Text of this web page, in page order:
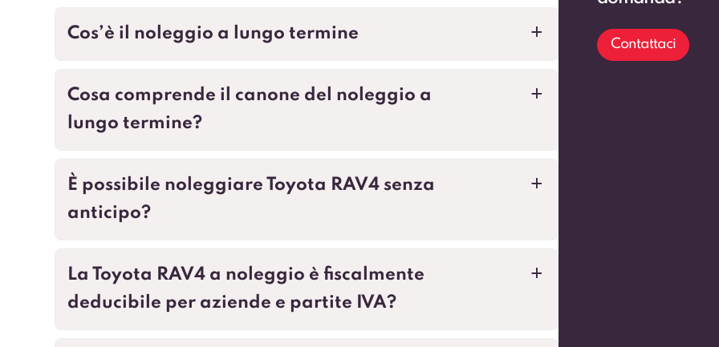
a
Cos’è il noleggio a lungo termine
a
Cosa comprende il canone del noleggio a
lungo termine?
a
È possibile noleggiare Toyota RAV4 senza
anticipo?
a
La Toyota RAV4 a noleggio è fiscalmente
deducibile per aziende e partite IVA?
Contattaci